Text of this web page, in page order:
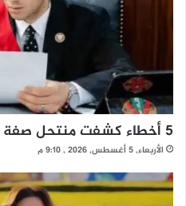
5 أخطاء كشفت منتحل صفة قاضٍ قبل محاكمته
الأربعاء, 5 أغسطس, 2026 , 9:10 م